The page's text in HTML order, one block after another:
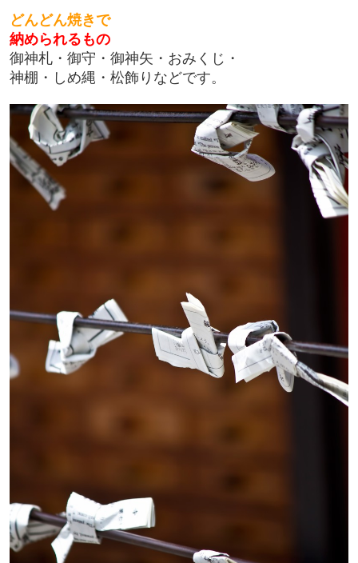
どんどん焼きで
納められるもの
御神札・御守・御神矢・おみくじ・
神棚・ しめ縄・松飾りなどです。